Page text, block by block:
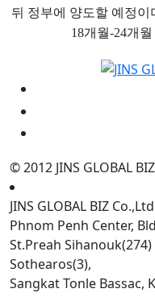
뒤 정부에 양도할 예정이
18개월-24개
© 2012 JINS GLOBAL
JINS GLOBAL BIZ
Phnom Penh Center,
St.Preah
Sothearos(3),
Sangkat Tonle Bassac,